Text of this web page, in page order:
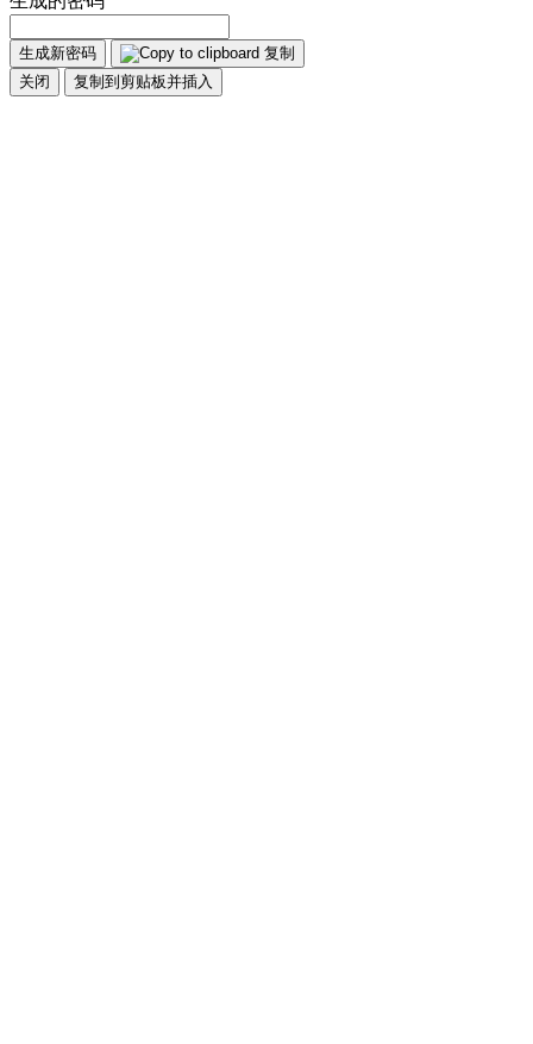
生成新密码
复制
关闭
复制到剪贴板并插入